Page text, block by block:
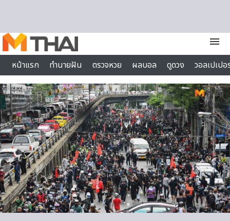
menu
หน้าแรก
ทำนายฝัน ตรวจหวย ผลบอล ดูดวง
วอลเปเป
ไลฟ์สไตล์